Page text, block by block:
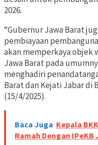
2026.
“Gubernur Jawa Barat
pembiayaan
akan memperkaya objek
Jawa Barat pada
menghadiri
Barat dan Kejati Jabar di
(15/4/2025).
Baca Juga Kepala
Ramah Dengan